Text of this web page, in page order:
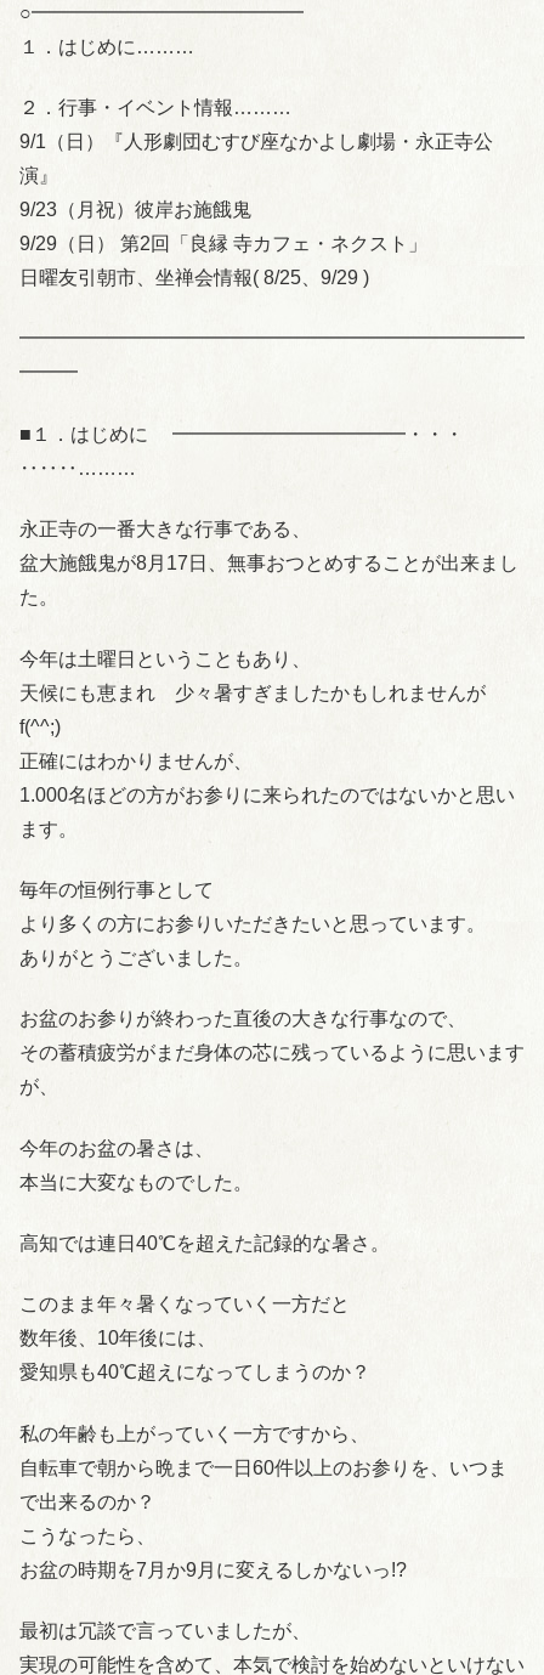
○━━━━━━━━━━━━━━
１．はじめに………
２．行事・イベント情報………
9/1（日）『人形劇団むすび座なかよし劇場・永正寺公
演』
9/23（月祝）彼岸お施餓鬼
9/29（日） 第2回「良縁 寺カフェ・ネクスト」
日曜友引朝市、坐禅会情報( 8/25、9/29 )
━━━━━━━━━━━━━━━━━━━━━━━━━━
━━━
■１．はじめに ━━━━━━━━━━━━・・・
‥‥‥………
永正寺の一番大きな行事である、
盆大施餓鬼が8月17日、無事おつとめすることが出来まし
た。
今年は土曜日ということもあり、
天候にも恵まれ 少々暑すぎましたかもしれませんが
f(^^;)
正確にはわかりませんが、
1.000名ほどの方がお参りに来られたのではないかと思い
ます。
毎年の恒例行事として
より多くの方にお参りいただきたいと思っています。
ありがとうございました。
お盆のお参りが終わった直後の大きな行事なので、
その蓄積疲労がまだ身体の芯に残っているように思います
が、
今年のお盆の暑さは、
本当に大変なものでした。
高知では連日40℃を超えた記録的な暑さ。
このまま年々暑くなっていく一方だと
数年後、10年後には、
愛知県も40℃超えになってしまうのか？
私の年齢も上がっていく一方ですから、
自転車で朝から晩まで一日60件以上のお参りを、いつま
で出来るのか？
こうなったら、
お盆の時期を7月か9月に変えるしかないっ!?
最初は冗談で言っていましたが、
実現の可能性を含めて、本気で検討を始めないといけない